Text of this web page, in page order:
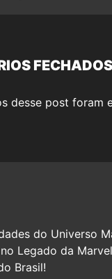
FECHADOS
desse post foram
do Universo
Legado da
Brasil!